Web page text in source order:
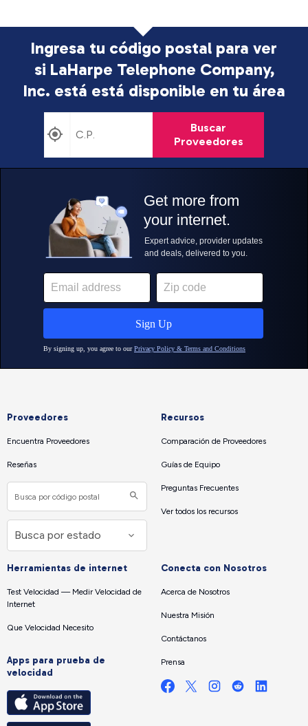
Ingresa tu código postal para ver
si LaHarpe Telephone Company,
Inc. está está disponible en tu área
Buscar
Proveedores
Proveedores
Encuentra Proveedores
Reseñas
Recursos
Comparación de Proveedores
Guías de Equipo
Preguntas Frecuentes
Ver todos los recursos
Herramientas de internet
Test Velocidad — Medir Velocidad de
Internet
Que Velocidad Necesito
Apps para prueba de
velocidad
Conecta con Nosotros
Acerca de Nosotros
Nuestra Misión
Contáctanos
Prensa